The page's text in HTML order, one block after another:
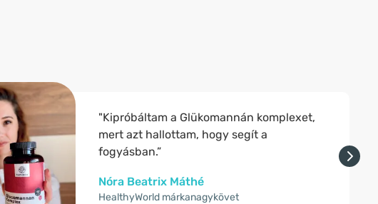
"Kipróbáltam a Glükomannán komplexet,
mert azt hallottam, hogy segít a
fogyásban.”
Nóra Beatrix Máthé
HealthyWorld márkanagykövet